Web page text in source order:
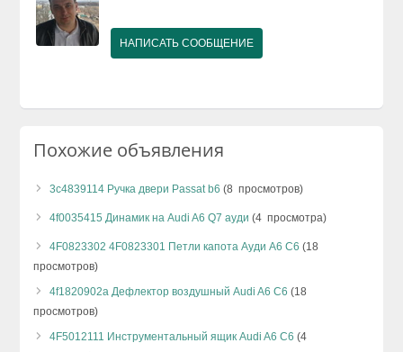
НАПИСАТЬ СООБЩЕНИЕ
Похожие объявления
3c4839114 Ручка двери Passat b6 (8 просмотров)
4f0035415 Динамик на Audi A6 Q7 ауди (4 просмотра)
4F0823302 4F0823301 Петли капота Ауди А6 С6 (18
просмотров)
4f1820902a Дефлектор воздушный Audi A6 C6 (18
просмотров)
4F5012111 Инструментальный ящик Audi A6 C6 (4